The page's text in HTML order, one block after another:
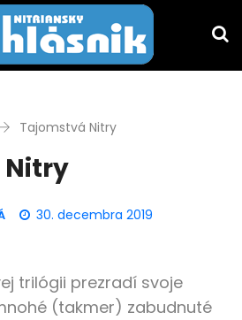
Tajomstvá Nitry
30. decembra 2019
trilógii prezradí svoje
(takmer) zabudnuté